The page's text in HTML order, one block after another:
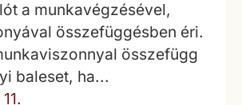
a munkavégzésével,
összefüggésben éri.
összefügg
baleset, ha...